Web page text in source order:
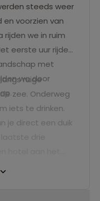
steeds weer
voorzien van
rijden we in ruim
eerste uur rijden
met
we door
ruige
zee. Onderweg
iets te drinken.
je direct een duik